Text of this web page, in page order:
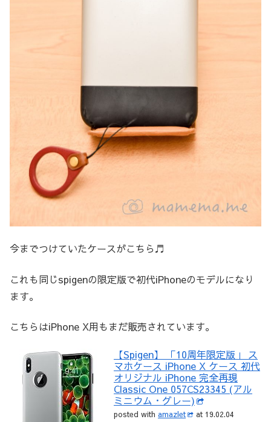
今までつけていたケースがこちら♬
これも同じspigenの限定版で初代iPhoneのモデルになり
ます。
こちらはiPhone X用もまだ販売されています。
【Spigen】 「10周年限定版」 ス
マホケース iPhone X ケース 初代
オリジナル iPhone 完全再現
Classic One 057CS23345 (アル
ミニウム・グレー)
posted with amazlet at 19.02.04